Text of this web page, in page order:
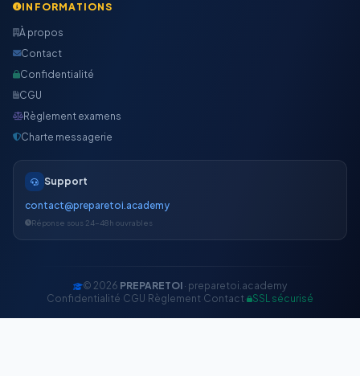
INFORMATIONS
À propos
Contact
Confidentialité
CGU
Règlement examens
Charte messagerie
Support
contact@preparetoi.academy
Réponse sous 24-48h ouvrables
© 2026 PREPARETOI · preparetoi.academy
Confidentialité CGU Règlement Contact SSL sécurisé